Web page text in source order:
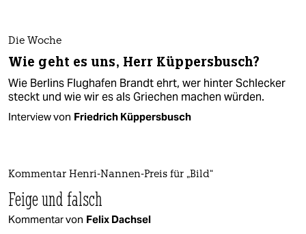
Die Woche
Wie geht es uns, Herr Küppersbusch?
Wie Berlins Flughafen Brandt ehrt, wer hinter Schlecker
steckt und wie wir es als Griechen machen würden.
Interview von Friedrich Küppersbusch
Kommentar Henri-Nannen-Preis für „Bild“
Feige und falsch
Kommentar von Felix Dachsel